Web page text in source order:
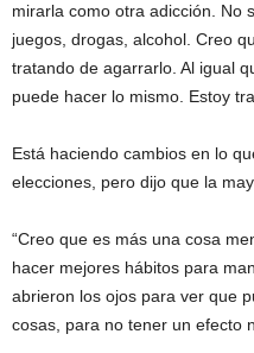
mirarla como otra adicción. No
juegos, drogas, alcohol. Creo
tratando de agarrarlo. Al igual
puede hacer lo mismo. Estoy
Está haciendo cambios en lo
elecciones, pero dijo que la
“Creo que es más una cosa
hacer mejores hábitos para
abrieron los ojos para ver que
cosas, para no tener un efecto